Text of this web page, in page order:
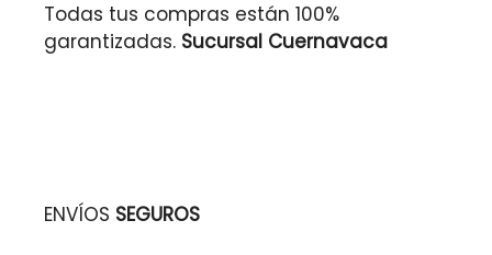
Todas tus compras están 100%
garantizadas. Sucursal Cuernavaca
ENVÍOS SEGUROS